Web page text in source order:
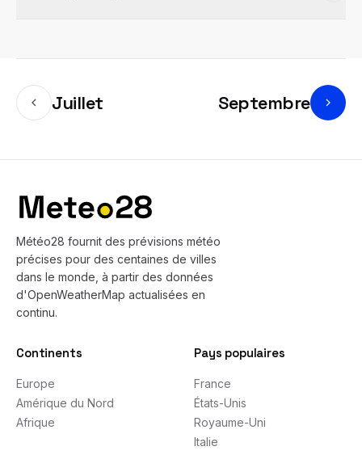
Juillet Septembre
Météo28 fournit des prévisions météo
précises pour des centaines de villes
dans le monde, à partir des données
d'OpenWeatherMap actualisées en
continu.
Continents
Europe
Amérique du Nord
Afrique
Pays populaires
France
États-Unis
Royaume-Uni
Italie